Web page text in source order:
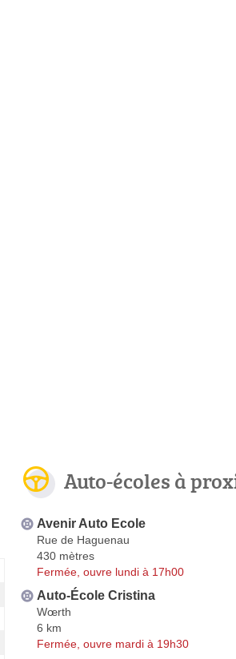
Auto-écoles à
Avenir Auto Ecole
Rue de Haguenau
430 mètres
Fermée, ouvre lundi à 17h00
Auto-École Cristina
Wœrth
6 km
Fermée, ouvre mardi à 19h30